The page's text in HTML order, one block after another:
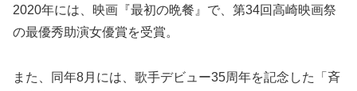
2020年には、映画『最初の晩餐』で、第34回高崎映画祭
の最優秀助演女優賞を受賞。
また、同年8月には、歌手デビュー35周年を記念した「斉